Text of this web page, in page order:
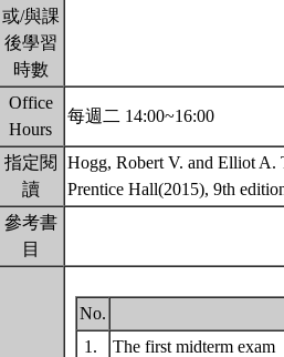
或/與課
後學習
時數
Office
Hours
每週二 14:00~16:00
指定閱
讀
Hogg, Robert V. and Elliot A.
Prentice Hall(2015), 9th
參考書
目
No.
1.
The first midterm exam